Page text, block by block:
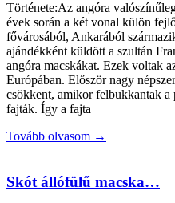
Története:Az angóra
évek során a két vonal külön
fővárosából, Ankarából
ajándékként küldött a szultán
angóra macskákat. Ezek voltak
Európában. Először nagy
csökkent, amikor felbukkantak a
fajták. Így a fajta
Tovább olvasom →
Skót állófülű macska…